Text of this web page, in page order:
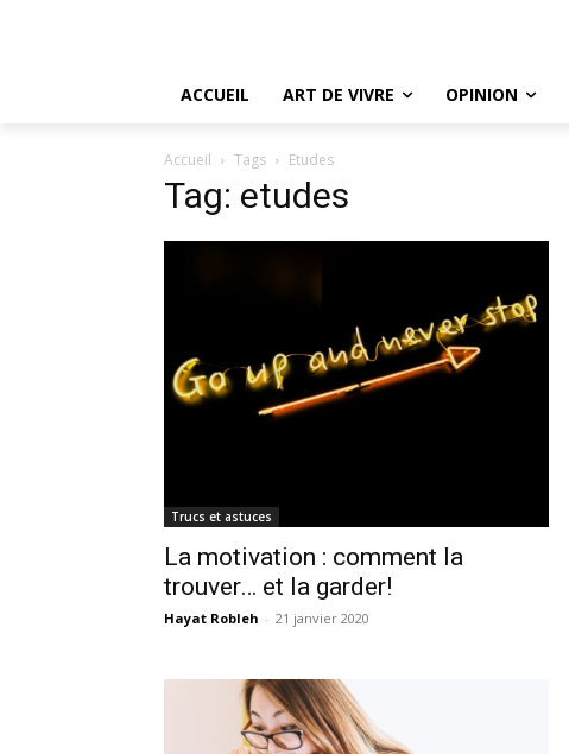
ACCUEIL ART DE VIVRE OPINION
Accueil Tags Etudes
Tag: etudes
Trucs et astuces
La motivation : comment la
trouver… et la garder!
Hayat Robleh - 21 janvier 2020